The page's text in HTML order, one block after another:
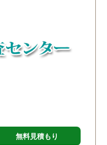
無料見積もり